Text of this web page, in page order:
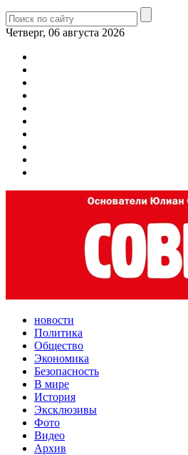
Четверг, 06 августа 2026
новости
Политика
Общество
Экономика
Безопасность
В мире
История
Эксклюзивы
Фото
Видео
Архив